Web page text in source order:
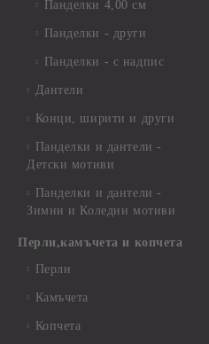
Панделки 4,00 см
Панделки - други
Панделки - с надпис
Дантели
Конци, ширити и други
Панделки и дантели -
Детски мотиви
Панделки и дантели -
Зимни и Коледни мотиви
Перли,камъчета и копчета
Перли
Камъчета
Копчета